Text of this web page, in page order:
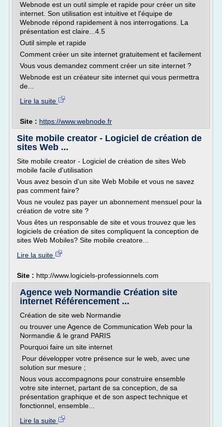
Webnode est un outil simple et rapide pour créer un site
internet. Son utilisation est intuitive et l'équipe de
Webnode répond rapidement à nos interrogations. La
présentation est claire...4.5
Outil simple et rapide
Comment créer un site internet gratuitement et facilement
Vous vous demandez comment créer un site internet ?
Webnode est un créateur site internet qui vous permettra
de...
Lire la suite
Site : https://www.webnode.fr
Site mobile creator - Logiciel de création de
sites Web ...
Site mobile creator - Logiciel de création de sites Web
mobile facile d'utilisation
Vous avez besoin d'un site Web Mobile et vous ne savez
pas comment faire?
Vous ne voulez pas payer un abonnement mensuel pour la
création de votre site ?
Vous êtes un responsable de site et vous trouvez que les
logiciels de création de sites compliquent la conception de
sites Web Mobiles? Site mobile creatore...
Lire la suite
Site : http://www.logiciels-professionnels.com
Agence web Normandie Création site
internet Référencement ...
Création de site web Normandie
ou trouver une Agence de Communication Web pour la
Normandie & le grand PARIS
Pourquoi faire un site internet
Pour développer votre présence sur le web, avec une
solution sur mesure ;
Nous vous accompagnons pour construire ensemble
votre site internet, partant de sa conception, de sa
présentation graphique et de son aspect technique et
fonctionnel, ensemble...
Lire la suite